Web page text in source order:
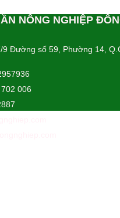
NÔNG NGHIỆP
9 Đường số 59, Phường 14,
006